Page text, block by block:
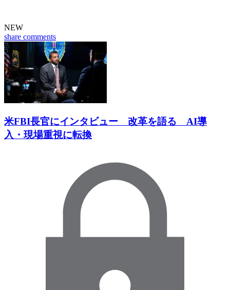
NEW
share comments
米FBI長官にインタビュー 改革を語る AI導
入・現場重視に転換